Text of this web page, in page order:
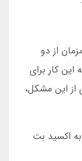
از دو
کار برای
از این مشکل،
اکسید بت